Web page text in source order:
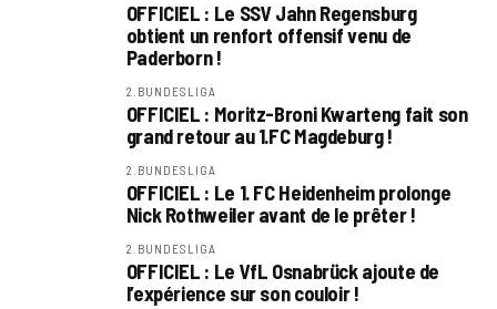
OFFICIEL : Le SSV Jahn Regensburg
obtient un renfort offensif venu de
Paderborn !
2.BUNDESLIGA
OFFICIEL : Moritz-Broni Kwarteng fait son
grand retour au 1.FC Magdeburg !
2.BUNDESLIGA
OFFICIEL : Le 1. FC Heidenheim prolonge
Nick Rothweiler avant de le prêter !
2.BUNDESLIGA
OFFICIEL : Le VfL Osnabrück ajoute de
l’expérience sur son couloir !